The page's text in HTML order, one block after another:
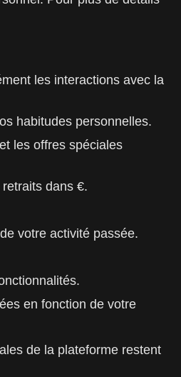
les interactions avec la
habitudes personnelles.
les offres spéciales
dans €.
votre activité passée.
en fonction de votre
de la plateforme restent